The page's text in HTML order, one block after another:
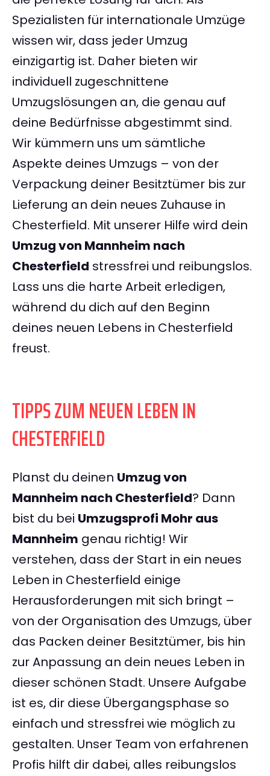
Spezialisten für internationale Umzüge
wissen wir, dass jeder Umzug
einzigartig ist. Daher bieten wir
individuell zugeschnittene
Umzugslösungen an, die genau auf
deine Bedürfnisse abgestimmt sind.
Wir kümmern uns um sämtliche
Aspekte deines Umzugs – von der
Verpackung deiner Besitztümer bis zur
Lieferung an dein neues Zuhause in
Chesterfield. Mit unserer Hilfe wird dein
Umzug von Mannheim nach
Chesterfield stressfrei und reibungslos.
Lass uns die harte Arbeit erledigen,
während du dich auf den Beginn
deines neuen Lebens in Chesterfield
freust.
TIPPS ZUM NEUEN LEBEN IN
CHESTERFIELD
Planst du deinen Umzug von
Mannheim nach Chesterfield? Dann
bist du bei Umzugsprofi Mohr aus
Mannheim genau richtig! Wir
verstehen, dass der Start in ein neues
Leben in Chesterfield einige
Herausforderungen mit sich bringt –
von der Organisation des Umzugs, über
das Packen deiner Besitztümer, bis hin
zur Anpassung an dein neues Leben in
dieser schönen Stadt. Unsere Aufgabe
ist es, dir diese Übergangsphase so
einfach und stressfrei wie möglich zu
gestalten. Unser Team von erfahrenen
Profis hilft dir dabei, alles reibungslos